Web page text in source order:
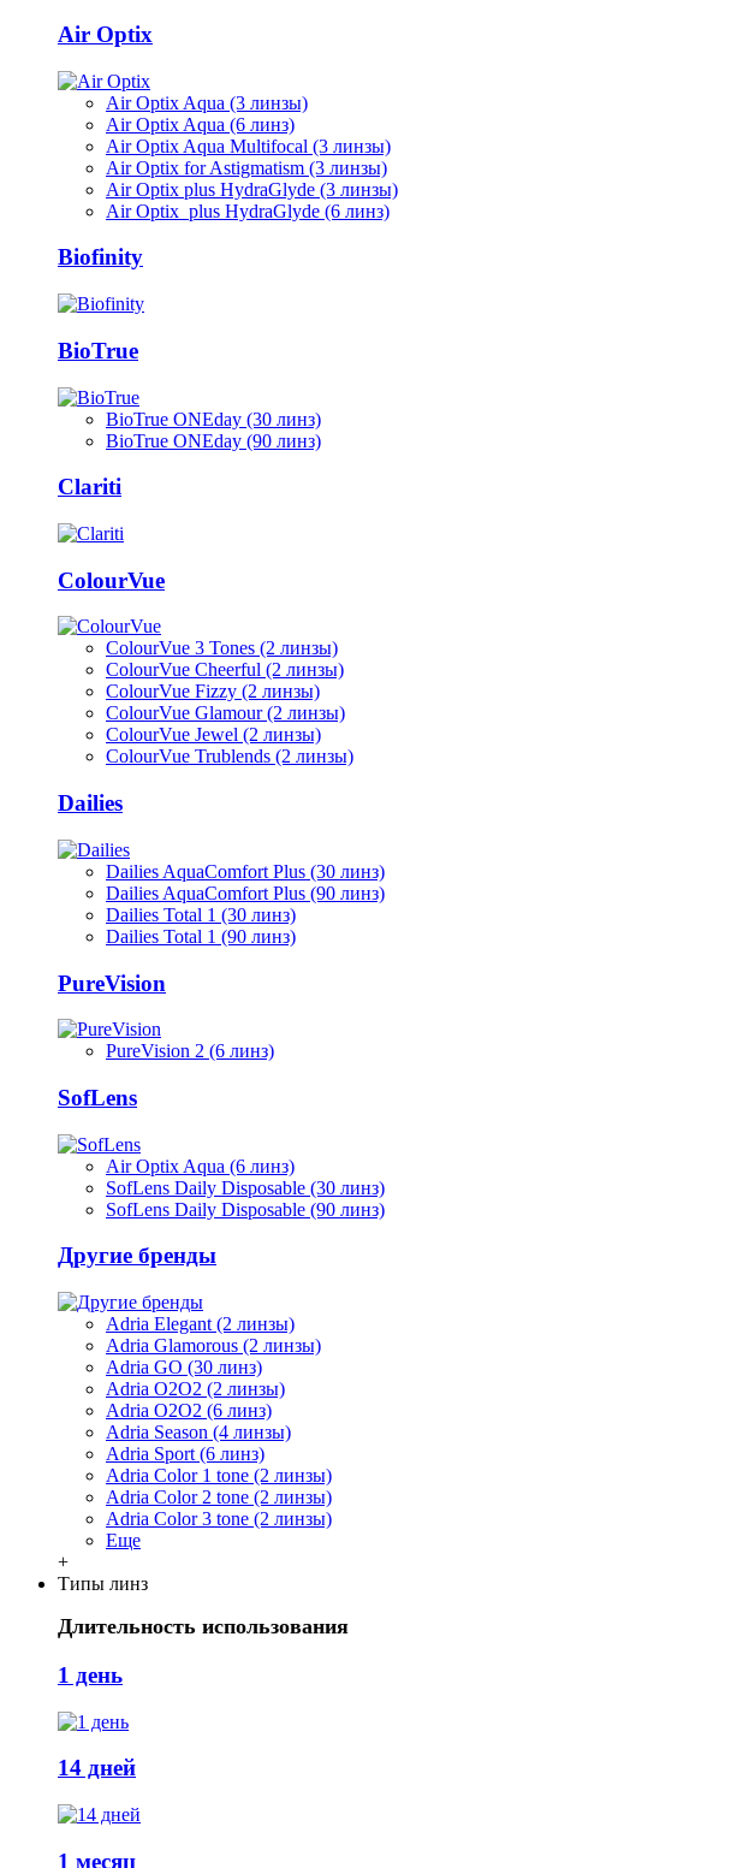
Air Optix
Air Optix Aqua (3 линзы)
Air Optix Aqua (6 линз)
Air Optix Aqua Multifocal (3 линзы)
Air Optix for Astigmatism (3 линзы)
Air Optix plus HydraGlyde (3 линзы)
Air Optix plus HydraGlyde (6 линз)
Biofinity
BioTrue
BioTrue ONEday (30 линз)
BioTrue ONEday (90 линз)
Clariti
ColourVue
ColourVue 3 Tones (2 линзы)
ColourVue Cheerful (2 линзы)
ColourVue Fizzy (2 линзы)
ColourVue Glamour (2 линзы)
ColourVue Jewel (2 линзы)
ColourVue Trublends (2 линзы)
Dailies
Dailies AquaComfort Plus (30 линз)
Dailies AquaComfort Plus (90 линз)
Dailies Total 1 (30 линз)
Dailies Total 1 (90 линз)
PureVision
PureVision 2 (6 линз)
SofLens
Air Optix Aqua (6 линз)
SofLens Daily Disposable (30 линз)
SofLens Daily Disposable (90 линз)
Другие бренды
Adria Elegant (2 линзы)
Adria Glamorous (2 линзы)
Adria GO (30 линз)
Adria O2O2 (2 линзы)
Adria O2O2 (6 линз)
Adria Season (4 линзы)
Adria Sport (6 линз)
Adria Сolor 1 tone (2 линзы)
Adria Сolor 2 tone (2 линзы)
Adria Сolor 3 tone (2 линзы)
Еще
+
Типы линз
Длительность использования
1 день
14 дней
1 месяц